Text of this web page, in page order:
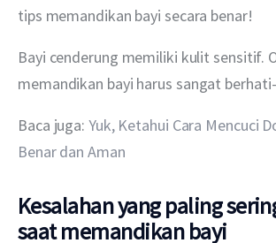
tips memandikan bayi secara benar!
Bayi cenderung memiliki kulit sensitif.
memandikan bayi harus sangat
Baca juga: Yuk, Ketahui Cara Mencuci
Benar dan Aman
Kesalahan yang paling
saat memandikan bayi